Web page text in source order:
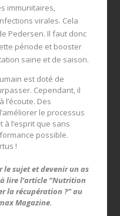
immunitaires,
virales. Cela
Pedersen. Il faut donc
période et booster
saine et de saison.
est doté de
Cependant, il
Des
le processus
l’esprit que sans
possible.
!
le sujet et devenir un as
lire l’article “Nutrition
la récupération ?” au
Magazine.